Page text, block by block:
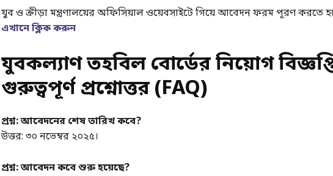
যুব ও ক্রীড়া মন্ত্রণালয়ের অফিসিয়াল ওয়েবসাইটে গিয়ে আবেদন ফরম পূরণ করতে
এখানে ক্লিক করুন
যুবকল্যাণ তহবিল বোর্ডের নিয়োগ
গুরুত্বপূর্ণ প্রশ্নোত্তর (FAQ)
প্রশ্ন: আবেদনের শেষ তারিখ কবে?
উত্তর: ৩০ নভেম্বর ২০২৫।
প্রশ্ন: আবেদন কবে শুরু হয়েছে?